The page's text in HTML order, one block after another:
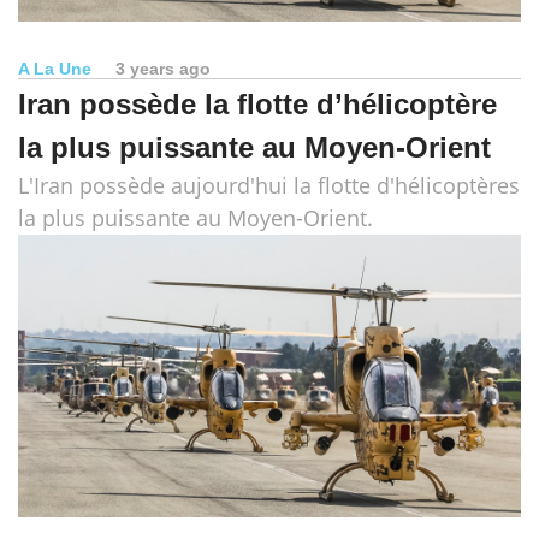
A La Une 3 years ago
Iran possède la flotte d’hélicoptère
la plus puissante au Moyen-Orient
L'Iran possède aujourd'hui la flotte d'hélicoptères
la plus puissante au Moyen-Orient.